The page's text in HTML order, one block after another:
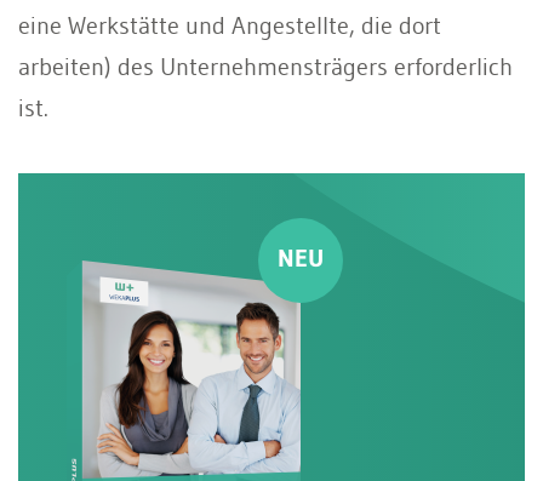
eine Werkstätte und Angestellte, die dort
arbeiten) des Unternehmensträgers erforderlich
ist.